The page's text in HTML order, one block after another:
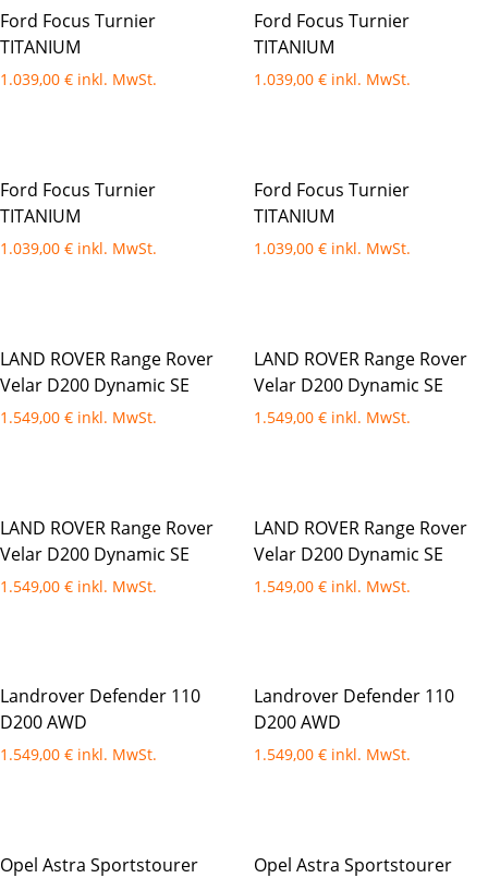
Ford Focus Turnier
TITANIUM
1.039,00 €
Ford Focus Turnier
TITANIUM
1.039,00 €
Ford Focus Turnier
TITANIUM
1.039,00 €
Ford Focus Turnier
TITANIUM
1.039,00 €
LAND ROVER Range Rover
Velar D200 Dynamic SE
1.549,00 €
LAND ROVER Range Rover
Velar D200 Dynamic SE
1.549,00 €
LAND ROVER Range Rover
Velar D200 Dynamic SE
1.549,00 €
LAND ROVER Range Rover
Velar D200 Dynamic SE
1.549,00 €
Landrover Defender 110
D200 AWD
1.549,00 €
Landrover Defender 110
D200 AWD
1.549,00 €
Opel Astra Sportstourer Opel Astra Sportstourer